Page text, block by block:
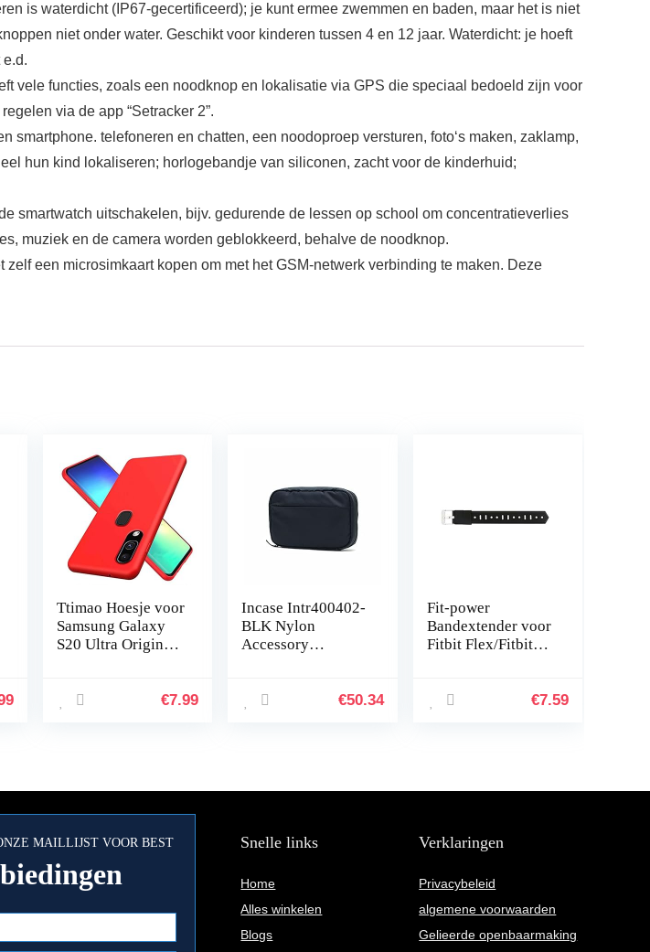
is waterdicht (IP67-gecertificeerd); je kunt ermee zwemmen en baden, maar het is niet
niet onder water. Geschikt voor kinderen tussen 4 en 12 jaar. Waterdicht: je hoeft
vele functies, zoals een noodknop en lokalisatie via GPS die speciaal bedoeld zijn voor
via de app “Setracker 2”.
smartphone. telefoneren en chatten, een noodoproep versturen, foto‘s maken, zaklamp,
hun kind lokaliseren; horlogebandje van siliconen, zacht voor de kinderhuid;
smartwatch uitschakelen, bijv. gedurende de lessen op school om concentratieverlies
muziek en de camera worden geblokkeerd, behalve de noodknop.
een microsimkaart kopen om met het GSM-netwerk verbinding te maken. Deze
Ttimao Hoesje voor
Samsung Galaxy
S20 Ultra Originele
Cover+1*Screen€7.99
Incase Intr400402-
BLK Nylon
Accessory
Watch, opladers en
€50.34
Fit-power
Bandextender voor
Fitbit Flex/Fitbit
bevestigingsring,
€7.59
MAILLIJST VOOR BEST Snelle links
Home
Alles winkelen
Blogs
Verklaringen
Privacybeleid
algemene voorwaarden
Gelieerde openbaarmaking